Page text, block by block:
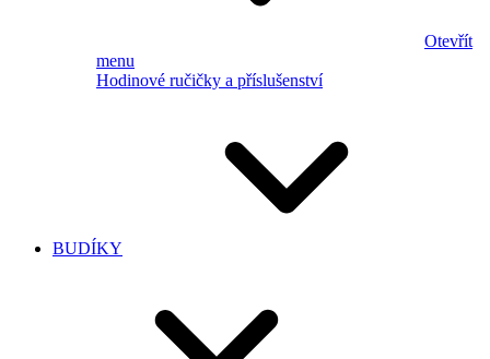
Otevřít
menu
Hodinové ručičky a příslušenství
BUDÍKY